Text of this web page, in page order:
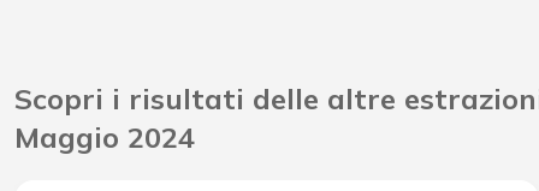
Attribuzione da D.D: 2011/49938/Giochi/Ena del 16/12/
Scopri i risultati delle altre
Maggio 2024